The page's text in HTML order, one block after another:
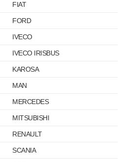
FIAT
FORD
IVECO
IVECO IRISBUS
KAROSA
MAN
MERCEDES
MITSUBISHI
RENAULT
SCANIA